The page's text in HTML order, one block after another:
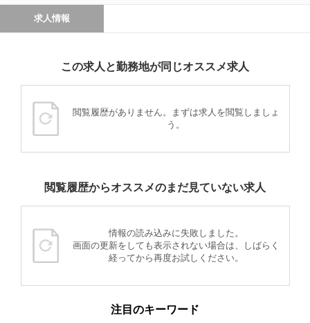
求人情報
この求人と勤務地が同じオススメ求人
閲覧履歴がありません。まずは求人を閲覧しましょ
う。
閲覧履歴からオススメのまだ見ていない求人
情報の読み込みに失敗しました。
画面の更新をしても表示されない場合は、しばらく
経ってから再度お試しください。
注目のキーワード